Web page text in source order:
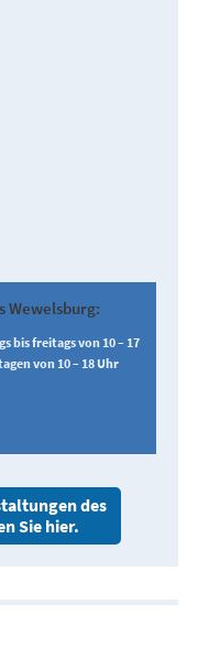
Wewelsburg:
bis freitags von 10 – 17
von 10 – 18 Uhr
des
Sie hier.